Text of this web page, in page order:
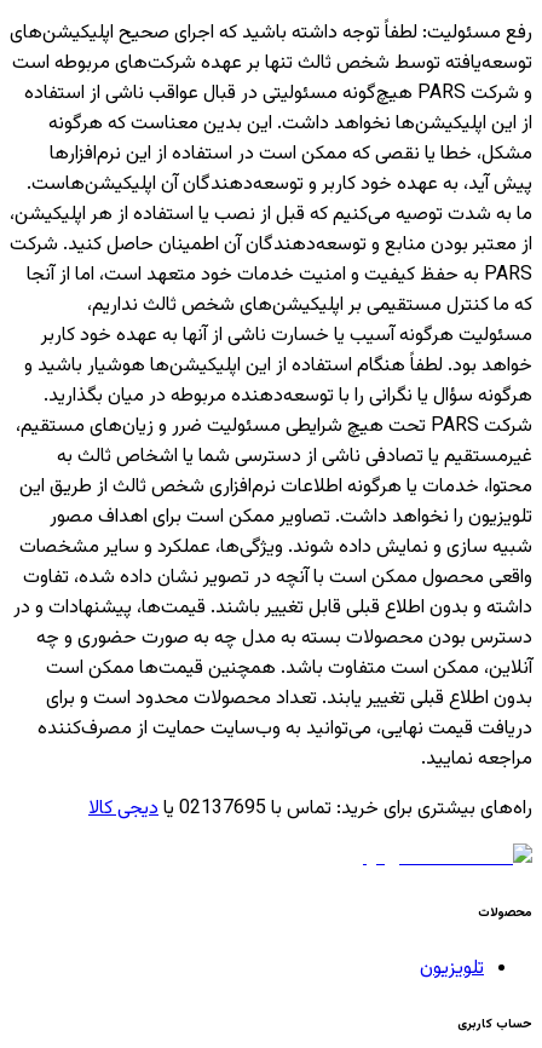
رفع مسئولیت: لطفاً توجه داشته باشید که اجرای صحیح اپلیکیشن‌های
توسعه‌یافته توسط شخص ثالث تنها بر عهده شرکت‌های مربوطه است
و شرکت PARS هیچ‌گونه مسئولیتی در قبال عواقب ناشی از استفاده
از این اپلیکیشن‌ها نخواهد داشت. این بدین معناست که هرگونه
مشکل، خطا یا نقصی که ممکن است در استفاده از این نرم‌افزارها
پیش آید، به عهده خود کاربر و توسعه‌دهندگان آن اپلیکیشن‌هاست.
ما به شدت توصیه می‌کنیم که قبل از نصب یا استفاده از هر اپلیکیشن،
از معتبر بودن منابع و توسعه‌دهندگان آن اطمینان حاصل کنید. شرکت
PARS به حفظ کیفیت و امنیت خدمات خود متعهد است، اما از آنجا
که ما کنترل مستقیمی بر اپلیکیشن‌های شخص ثالث نداریم،
مسئولیت هرگونه آسیب یا خسارت ناشی از آنها به عهده خود کاربر
خواهد بود. لطفاً هنگام استفاده از این اپلیکیشن‌ها هوشیار باشید و
هرگونه سؤال یا نگرانی را با توسعه‌دهنده مربوطه در میان بگذارید.
شرکت PARS تحت هیچ شرایطی مسئولیت ضرر و زیان‌های مستقیم،
غیرمستقیم یا تصادفی ناشی از دسترسی شما یا اشخاص ثالث به
محتوا، خدمات یا هرگونه اطلاعات نرم‌افزاری شخص ثالث از طریق این
تلویزیون را نخواهد داشت. تصاویر ممکن است برای اهداف مصور
شبیه سازی و نمایش داده شوند. ویژگی‌ها، عملکرد و سایر مشخصات
واقعی محصول ممکن است با آنچه در تصویر نشان داده شده، تفاوت
داشته و بدون اطلاع قبلی قابل تغییر باشند. قیمت‌ها، پیشنهادات و در
دسترس بودن محصولات بسته به مدل چه به صورت حضوری و چه
آنلاین، ممکن است متفاوت باشد. همچنین قیمت‌ها ممکن است
بدون اطلاع قبلی تغییر یابند. تعداد محصولات محدود است و برای
دریافت قیمت نهایی، می‌توانید به وب‌سایت حمایت از مصرف‌کننده
مراجعه نمایید.
راه‌های بیشتری برای خرید: تماس با 02137695 یا دیجی کالا
محصولات
تلویزیون
حساب کاربری